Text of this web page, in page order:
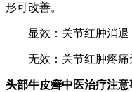
形可改善。
显效：关节红肿消退
无效：关节红肿疼痛
头部牛皮癣中医治疗注意